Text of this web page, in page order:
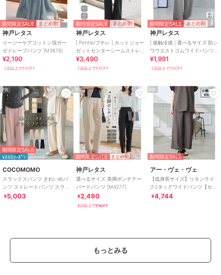
期間限定SALE まとめ割
神戸レタス
イージーケアコットン混ガー
ゼドレープパンツ [M3878]
¥2,190
2点以上で5%OFF
期間限定SALE まとめ割
神戸レタス
[ Petitle/プチレ ] カットジョー
ゼットセンターシームストレ
ートパンツ [M4421]
¥3,490
2点以上で5%OFF
期間限定SALE まとめ割
神戸レタス
[ 接触冷感 ] 選べるサイズ 防シ
ワウエストゴムワイドパンツ
[M4432]
¥1,991
2点以上で5%OFF
PR
期間限定SALE
¥888ｸｰﾎﾟﾝ
COCOMOMO
スラックスパンツ きれいめパ
ンツ ストレートパンツ スラッ
クス レディース ワイドパンツ
¥5,003
PR
期間限定SALE まとめ割
神戸レタス
選べるサイズ 美脚ポンチテー
パードパンツ [M4277]
¥2,490
2点以上で5%OFF
PR
期間限定SALE
アー・ヴェ・ヴェ
【低身長サイズ】リネンライ
ク2タックワイドパンツ【セッ
トアップ対応/接触冷感/UVカ
¥4,744
もっとみる